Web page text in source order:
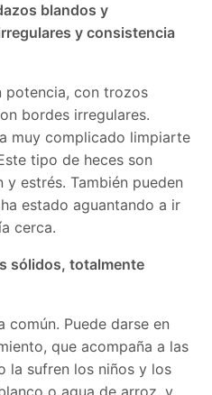
blandos y
y consistencia
potencia, con trozos
bordes irregulares.
muy complicado limpiarte
tipo de heces son
estrés. También pueden
estado aguantando a ir
cerca.
sólidos, totalmente
común. Puede darse en
que acompaña a las
la sufren los niños y los